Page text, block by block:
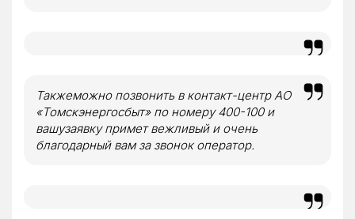
Такжеможно позвонить в контакт-центр АО
«Томскэнергосбыт» по номеру 400-100 и
вашузаявку примет вежливый и очень
благодарный вам за звонок оператор.